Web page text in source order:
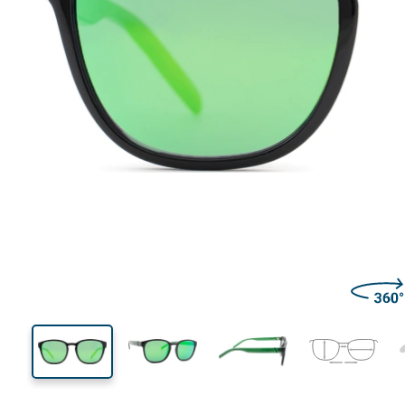
45 mm
Ύψος φακού Μήκος φακού